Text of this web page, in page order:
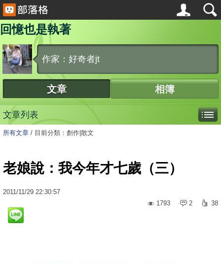
回憶也是執著
作家：好奇者jt
文章 相簿
文章列表
所有文章 / 目前分類：創作|散文
老娘說：我今年才七歲（三）
2011/11/29 22:30:57
1793
2 38